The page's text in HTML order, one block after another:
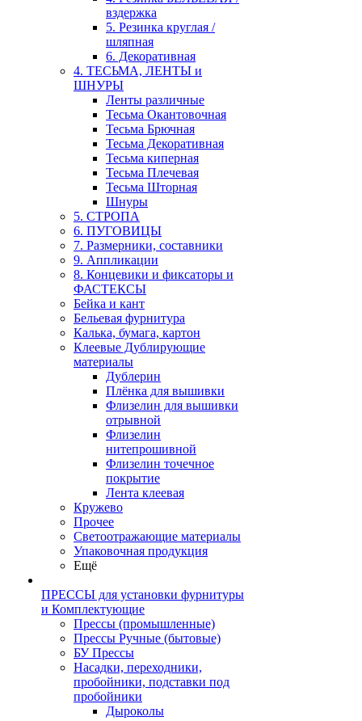
вздержка
5. Резинка круглая /
шляпная
6. Декоративная
4. ТЕСЬМА, ЛЕНТЫ и
ШНУРЫ
Ленты различные
Тесьма Окантовочная
Тесьма Брючная
Тесьма Декоративная
Тесьма киперная
Тесьма Плечевая
Тесьма Шторная
Шнуры
5. СТРОПА
6. ПУГОВИЦЫ
7. Размерники, составники
9. Аппликации
8. Концевики и фиксаторы и
ФАСТЕКСЫ
Бейка и кант
Бельевая фурнитура
Калька, бумага, картон
Клеевые Дублирующие
материалы
Дублерин
Плёнка для вышивки
Флизелин для вышивки
отрывной
Флизелин
нитепрошивной
Флизелин точечное
покрытие
Лента клеевая
Кружево
Прочее
Светоотражающие материалы
Упаковочная продукция
Ещё
ПРЕССЫ для установки фурнитуры
и Комплектующие
Прессы (промышленные)
Прессы Ручные (бытовые)
БУ Прессы
Насадки, переходники,
пробойники, подставки под
пробойники
Дыроколы